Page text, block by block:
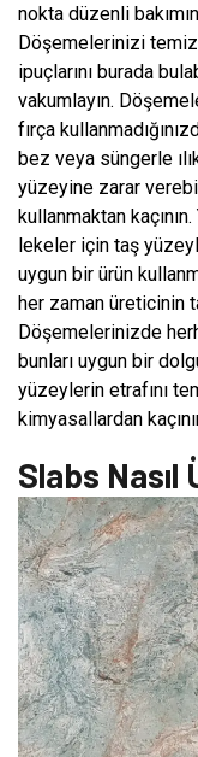
nokta düzenli
Döşemelerinizi
ipuçlarını burada
vakumlayın.
fırça
bez veya süngerle
yüzeyine zarar
kullanmaktan
lekeler için taş
uygun bir ürün
her zaman üreticinin
Döşemelerinizde
bunları uygun bir
yüzeylerin etrafını
kimyasallardan
Slabs Nasıl